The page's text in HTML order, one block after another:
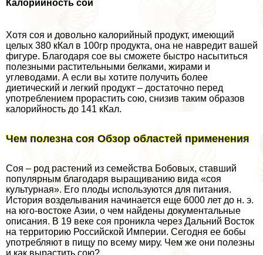
Калорийность сои
Хотя соя и довольно калорийный продукт, имеющий
целых 380 кКал в 100гр продукта, она не навредит вашей
фигуре. Благодаря сое вы сможете быстро насытиться
полезными растительными белками, жирами и
углеводами. А если вы хотите получить более
диетический и легкий продукт – достаточно перед
употрeблением прорастить сою, снизив таким образов
калорийность до 141 кКал.
Чем полезна соя Обзор областей применения
Соя – род растений из семейства Бобовых, ставший
популярным благодаря выращиванию вида «соя
культурная». Его плоды используются для питания.
История возделывания начинается еще 6000 лет до н. э.
на юго-востоке Азии, о чем найдены документальные
описания. В 19 веке соя проникла через Дальний Восток
на территорию Российской Империи. Сегодня ее бобы
употрeбляют в пищу по всему миру. Чем же они полезны